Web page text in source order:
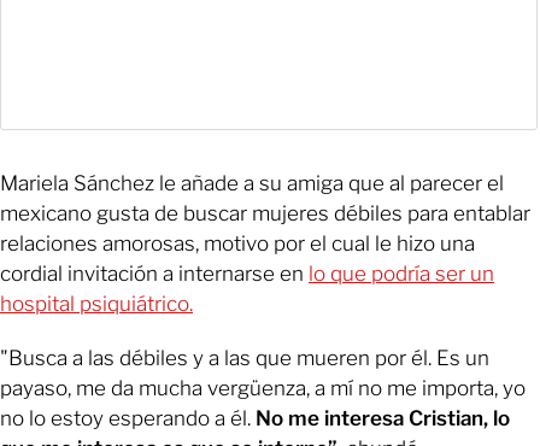
Mariela Sánchez le añade a su amiga que al parecer el
mexicano gusta de buscar mujeres débiles para entablar
relaciones amorosas, motivo por el cual le hizo una
cordial invitación a internarse en lo que podría ser un
hospital psiquiátrico.
"Busca a las débiles y a las que mueren por él. Es un
payaso, me da mucha vergüenza, a mí no me importa, yo
no lo estoy esperando a él. No me interesa Cristian, lo